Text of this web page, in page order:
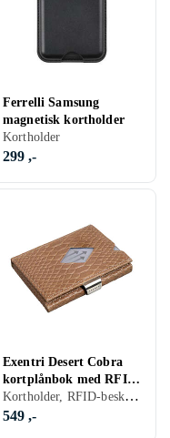
Ferrelli Samsung
magnetisk kortholder
Kortholder
299 ,-
Exentri Desert Cobra
kortplånbok med RFID-
skydd
Kortholder, RFID-beskyttelse
549 ,-